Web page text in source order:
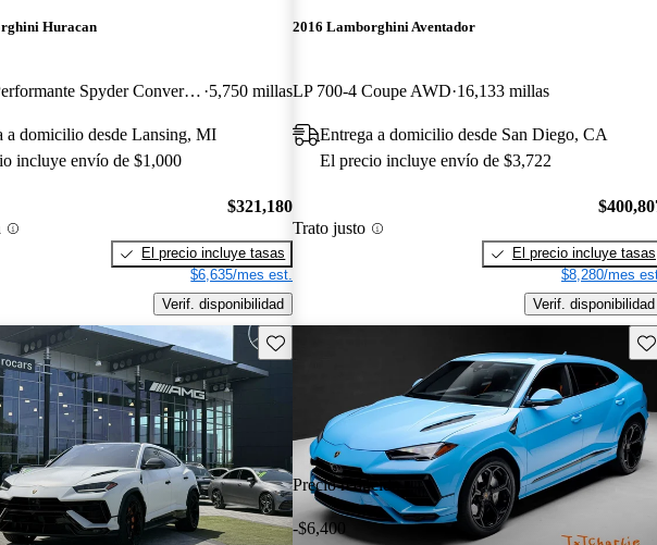
Huracan
LP 640-4 Performante Spyder Convertible AWD 5,750 millas
a domicilio desde Lansing, MI
incluye envío de $1,000
$321,180
El precio incluye tasas
$6,635/mes est.
Verif. disponibilidad
2016 Lamborghini Aventador
LP 700-4 Coupe AWD 16,133 millas
Entrega a domicilio desde San Diego, CA
El precio incluye envío de $3,722
Trato justo
El precio incluye tasas
$8,280/mes
Verif. disponibilidad
Guarda este Aviso
Precio reducido
-$6,400